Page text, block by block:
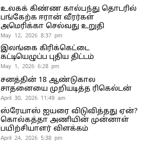
உலகக் கிண்ண கால்பந்து தொடரில்
பங்கேற்க ஈரான் வீரர்கள்
அமெரிக்கா செல்வது உறுதி
May 12, 2026 8:37 pm
இலங்கை கிரிக்கெட்டை
கட்டியெழுப்ப புதிய திட்டம்
May 1, 2026 6:28 pm
சனத்தின் 18 ஆண்டுகால
சாதனையை முறியடித்த ரிகெல்டன்
April 30, 2026 11:49 am
ஸ்ரேயாஸ் ஐயரை விடுவித்தது ஏன்?
கொல்கத்தா அணியின் முன்னாள்
பயிற்சியாளர் விளக்கம்
April 24, 2026 5:38 pm